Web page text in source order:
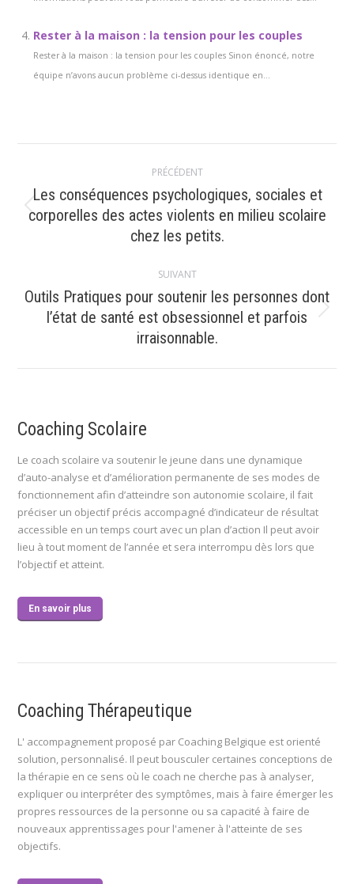
Rester à la maison : la tension pour les couples
Rester à la maison : la tension pour les couples Sinon énoncé, notre
équipe n’avons aucun problème ci-dessus identique en...
article
PRÉCÉDENT
Article
précédent
Les conséquences psychologiques, sociales et
corporelles des actes violents en milieu scolaire
chez les petits.
SUIVANT
Article
suivant
Outils Pratiques pour soutenir les personnes dont
l’état de santé est obsessionnel et parfois
irraisonnable.
Coaching Scolaire
Le coach scolaire va soutenir le jeune dans une dynamique
d’auto-analyse et d’amélioration permanente de ses modes de
fonctionnement afin d’atteindre son autonomie scolaire, il fait
préciser un objectif précis accompagné d’indicateur de résultat
accessible en un temps court avec un plan d’action Il peut avoir
lieu à tout moment de l’année et sera interrompu dès lors que
l’objectif et atteint.
En savoir plus
Coaching Thérapeutique
L' accompagnement proposé par Coaching Belgique est orienté
solution, personnalisé. Il peut bousculer certaines conceptions de
la thérapie en ce sens où le coach ne cherche pas à analyser,
expliquer ou interpréter des symptômes, mais à faire émerger les
propres ressources de la personne ou sa capacité à faire de
nouveaux apprentissages pour l'amener à l'atteinte de ses
objectifs.